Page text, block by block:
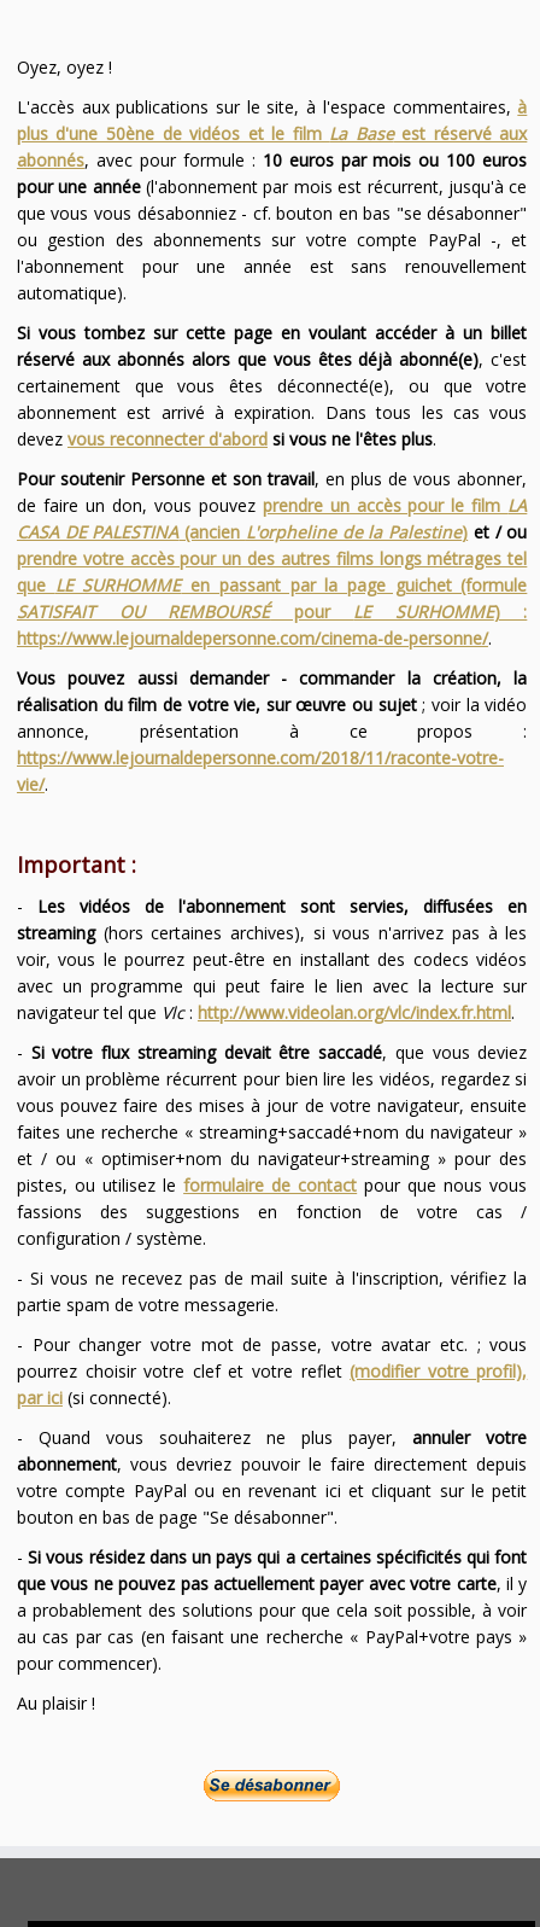
Oyez, oyez !
L'accès aux publications sur le site, à l'espace commentaires,à
plus d'une 50ène de vidéos et le film La Baseest réservé aux
abonnés, avec pour formule : 10 euros par mois ou 100 euros
pour une année(l'abonnement par mois est récurrent, jusqu'à ce
que vous vous désabonniez - cf. bouton en bas "se désabonner"
ou gestion des abonnements sur votre compte PayPal -, et
l'abonnement pour une année est sans renouvellement
automatique).
Si vous tombez sur cette page en voulant accéder à un billet
réservé aux abonnés alors que vous êtes déjà abonné(e), c'est
certainement que vous êtes déconnecté(e), ou que votre
abonnement est arrivé à expiration. Dans tous les cas vous
devez vous reconnecter d'abordsi vous ne l'êtes plus.
Pour soutenir Personne et son travail, en plus de vous abonner,
de faire un don, vous pouvez prendre un accès pour le film LA
CASA DE PALESTINA(ancien L'orpheline de la Palestine) et / ou
prendre votre accès pour un des autres films longs métrages tel
que LE SURHOMMEen passant par la page guichet (formule
SATISFAIT OU REMBOURSÉpour LE SURHOMME) :
https://www.lejournaldepersonne.com/cinema-de-personne/.
Vous pouvez aussi demander - commander la création, la
réalisation du film de votre vie, sur œuvre ou sujet; voir la vidéo
annonce, présentation à ce propos :
https://www.lejournaldepersonne.com/2018/11/raconte-votre-
vie/.
Important :
- Les vidéos de l'abonnement sont servies, diffusées en
streaming(hors certaines archives), si vous n'arrivez pas à les
voir, vous le pourrez peut-être en installant des codecs vidéos
avec un programme qui peut faire le lien avec la lecture sur
navigateur tel que Vlc: http://www.videolan.org/vlc/index.fr.html.
- Si votre flux streaming devait être saccadé, que vous deviez
avoir un problème récurrent pour bien lire les vidéos, regardez si
vous pouvez faire des mises à jour de votre navigateur, ensuite
faites une recherche « streaming+saccadé+nom du navigateur »
et / ou « optimiser+nom du navigateur+streaming » pour des
pistes, ou utilisez leformulaire de contact pour que nous vous
fassions des suggestions en fonction de votre cas /
configuration / système.
- Si vous ne recevez pas de mail suite à l'inscription, vérifiez la
partie spam de votre messagerie.
- Pour changer votre mot de passe, votre avatar etc. ; vous
pourrez choisir votre clef et votre reflet(modifier votre profil),
par ici(si connecté).
- Quand vous souhaiterez ne plus payer,annuler votre
abonnement, vous devriez pouvoir le faire directement depuis
votre compte PayPal ou en revenant ici et cliquant sur le petit
bouton en bas de page "Se désabonner".
-Si vous résidez dans un pays qui a certaines spécificités qui font
que vous ne pouvez pas actuellement payer avec votre carte, il y
a probablement des solutions pour que cela soit possible, à voir
au cas par cas (en faisant une recherche « PayPal+votre pays »
pour commencer).
Au plaisir !